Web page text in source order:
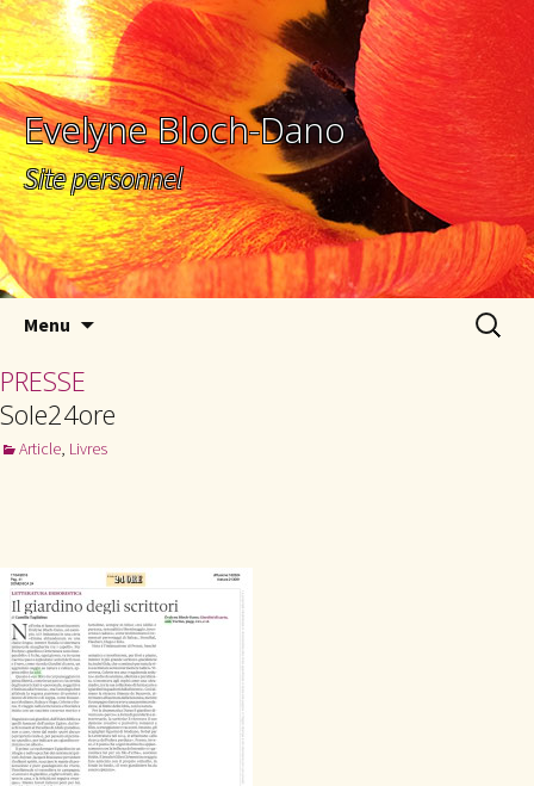
Evelyne Bloch-Dano
Site personnel
Menu
PRESSE
Sole24ore
Article, Livres